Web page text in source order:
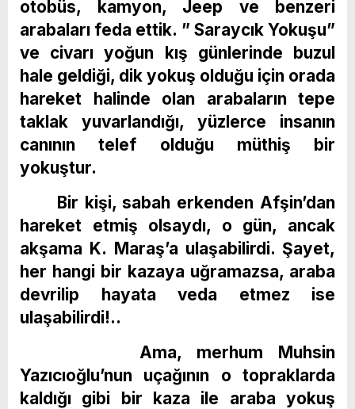
otobüs, kamyon, Jeep ve benzeri
arabaları feda ettik. ” Saraycık Yokuşu”
ve civarı yoğun kış günlerinde buzul
hale geldiği, dik yokuş olduğu için orada
hareket halinde olan arabaların tepe
taklak yuvarlandığı, yüzlerce insanın
canının telef olduğu müthiş bir
yokuştur.
Bir kişi, sabah erkenden Afşin’dan
hareket etmiş olsaydı, o gün, ancak
akşama K. Maraş’a ulaşabilirdi. Şayet,
her hangi bir kazaya uğramazsa, araba
devrilip hayata veda etmez ise
ulaşabilirdi!..
Ama, merhum Muhsin
Yazıcıoğlu’nun uçağının o topraklarda
kaldığı gibi bir kaza ile araba yokuş